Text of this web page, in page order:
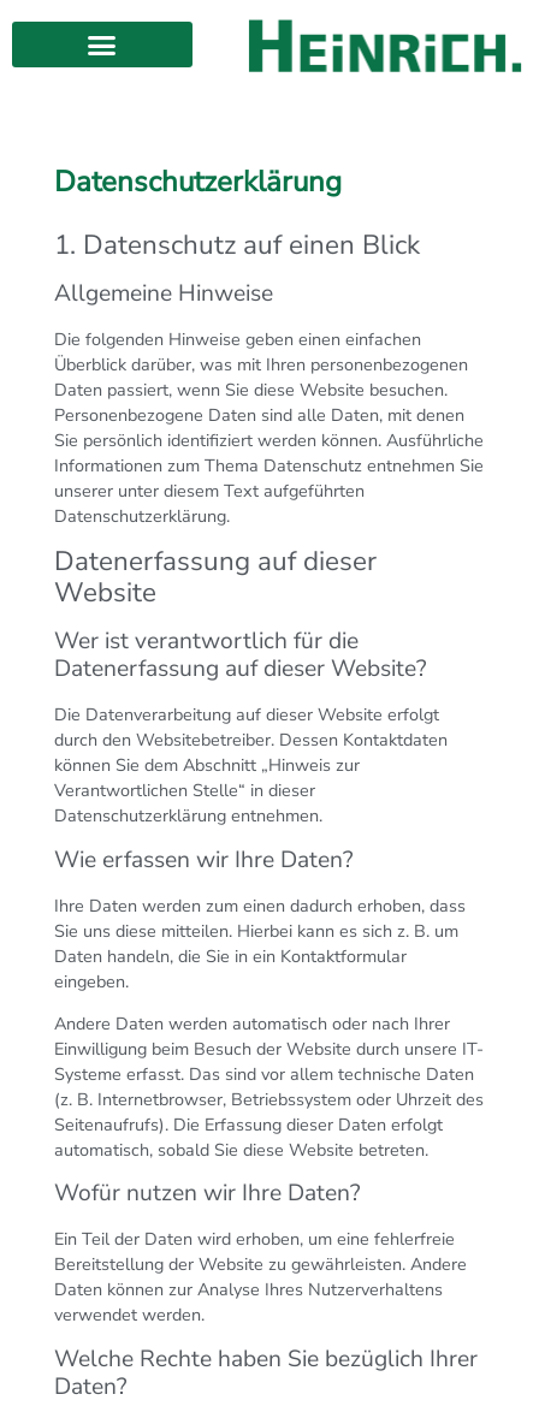
Datenschutzerklärung
1. Datenschutz auf einen Blick
Allgemeine Hinweise
Die folgenden Hinweise geben einen einfachen
Überblick darüber, was mit Ihren personenbezogenen
Daten passiert, wenn Sie diese Website besuchen.
Personenbezogene Daten sind alle Daten, mit denen
Sie persönlich identifiziert werden können. Ausführliche
Informationen zum Thema Datenschutz entnehmen Sie
unserer unter diesem Text aufgeführten
Datenschutzerklärung.
Datenerfassung auf dieser
Website
Wer ist verantwortlich für die
Datenerfassung auf dieser Website?
Die Datenverarbeitung auf dieser Website erfolgt
durch den Websitebetreiber. Dessen Kontaktdaten
können Sie dem Abschnitt „Hinweis zur
Verantwortlichen Stelle“ in dieser
Datenschutzerklärung entnehmen.
Wie erfassen wir Ihre Daten?
Ihre Daten werden zum einen dadurch erhoben, dass
Sie uns diese mitteilen. Hierbei kann es sich z. B. um
Daten handeln, die Sie in ein Kontaktformular
eingeben.
Andere Daten werden automatisch oder nach Ihrer
Einwilligung beim Besuch der Website durch unsere IT-
Systeme erfasst. Das sind vor allem technische Daten
(z. B. Internetbrowser, Betriebssystem oder Uhrzeit des
Seitenaufrufs). Die Erfassung dieser Daten erfolgt
automatisch, sobald Sie diese Website betreten.
Wofür nutzen wir Ihre Daten?
Ein Teil der Daten wird erhoben, um eine fehlerfreie
Bereitstellung der Website zu gewährleisten. Andere
Daten können zur Analyse Ihres Nutzerverhaltens
verwendet werden.
Welche Rechte haben Sie bezüglich Ihrer
Daten?